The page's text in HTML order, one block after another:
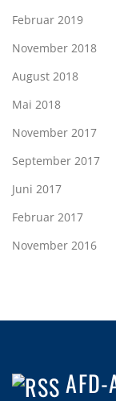
Februar 2019
November 2018
August 2018
Mai 2018
November 2017
September 2017
Juni 2017
Februar 2017
November 2016
AFD-